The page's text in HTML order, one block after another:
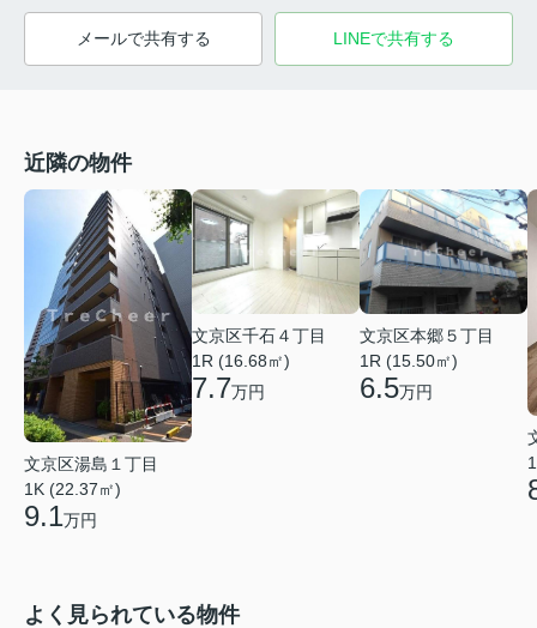
メールで共有する LINEで共有する
近隣の物件
文京区湯島１丁目
1K (22.37㎡)
9.1万円
文京区千石４丁目
1R (16.68㎡)
7.7万円
文京区本郷５丁目
1R (15.50㎡)
6.5万円
よく見られている物件